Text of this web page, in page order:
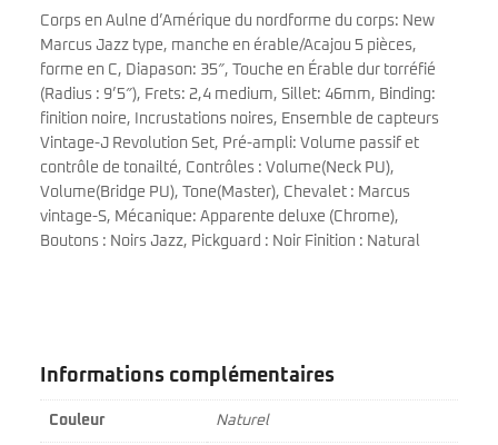
Corps en Aulne d’Amérique du nordforme du corps: New
Marcus Jazz type, manche en érable/Acajou 5 pièces,
forme en C, Diapason: 35″, Touche en Érable dur torréfié
(Radius : 9’5″), Frets: 2,4 medium, Sillet: 46mm, Binding:
finition noire, Incrustations noires, Ensemble de capteurs
Vintage-J Revolution Set, Pré-ampli: Volume passif et
contrôle de tonailté, Contrôles : Volume(Neck PU),
Volume(Bridge PU), Tone(Master), Chevalet : Marcus
vintage-S, Mécanique: Apparente deluxe (Chrome),
Boutons : Noirs Jazz, Pickguard : Noir Finition : Natural
Informations complémentaires
Couleur Naturel